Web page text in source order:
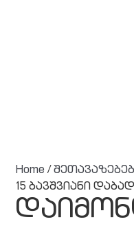
Home /
15 ბავშვიანი